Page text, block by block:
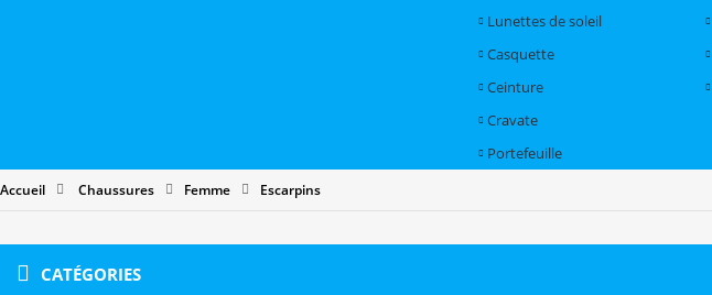
Lunettes de soleil
Casquette
Ceinture
Cravate
Portefeuille
Accueil Chaussures Femme Escarpins
CATÉGORIES